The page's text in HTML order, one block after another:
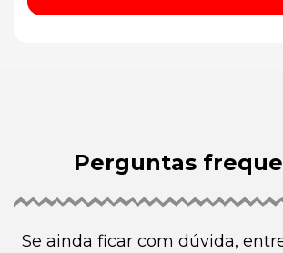
Perguntas
Se ainda ficar com dúvida,